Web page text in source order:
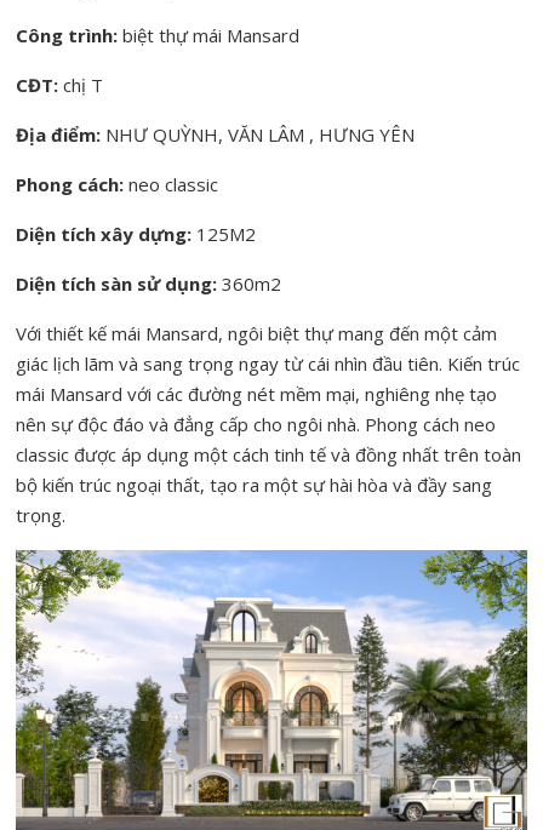
Công trình: biệt thự mái Mansard
CĐT: chị T
Địa điểm: NHƯ QUỲNH, VĂN LÂM , HƯNG YÊN
Phong cách: neo classic
Diện tích xây dựng: 125M2
Diện tích sàn sử dụng:360m2
Với thiết kế mái Mansard, ngôi biệt thự mang đến một cảm
giác lịch lãm và sang trọng ngay từ cái nhìn đầu tiên. Kiến trúc
mái Mansard với các đường nét mềm mại, nghiêng nhẹ tạo
nên sự độc đáo và đẳng cấp cho ngôi nhà. Phong cách neo
classic được áp dụng một cách tinh tế và đồng nhất trên toàn
bộ kiến trúc ngoại thất, tạo ra một sự hài hòa và đầy sang
trọng.